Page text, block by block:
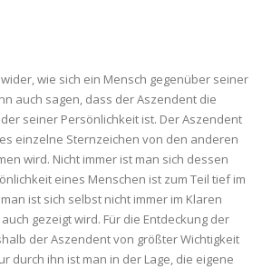
wie sich ein Mensch gegenüber seiner
auch sagen, dass der Aszendent die
seiner Persönlichkeit ist. Der Aszendent
einzelne Sternzeichen von den anderen
wird. Nicht immer ist man sich dessen
eines Menschen ist zum Teil tief im
ist sich selbst nicht immer im Klaren
gezeigt wird. Für die Entdeckung der
der Aszendent von größter Wichtigkeit
durch ihn ist man in der Lage, die eigene